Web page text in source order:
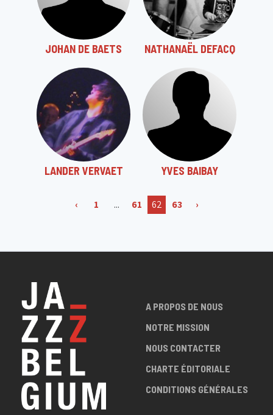
JOHAN DE BAETS NATHANAËL DEFACQ
LANDER VERVAET YVES BAIBAY
‹ 1 ... 61 62 63 ›
A PROPOS DE NOUS
NOTRE MISSION
NOUS CONTACTER
CHARTE ÉDITORIALE
CONDITIONS GÉNÉRALES